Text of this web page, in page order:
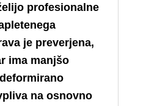
profesionalne
je preverjena,
ima manjšo
na osnovno